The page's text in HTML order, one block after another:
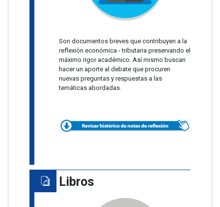
Son documentos breves que contribuyen a la
reflexión económica - tributaria preservando el
máximo rigor académico. Así mismo buscan
hacer un aporte al debate que procuren
nuevas preguntas y respuestas a las
temáticas abordadas.
Libros